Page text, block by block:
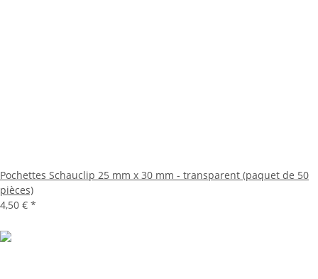
Pochettes Schauclip 25 mm x 30 mm - transparent (paquet de 50
pièces)
4,50 € *